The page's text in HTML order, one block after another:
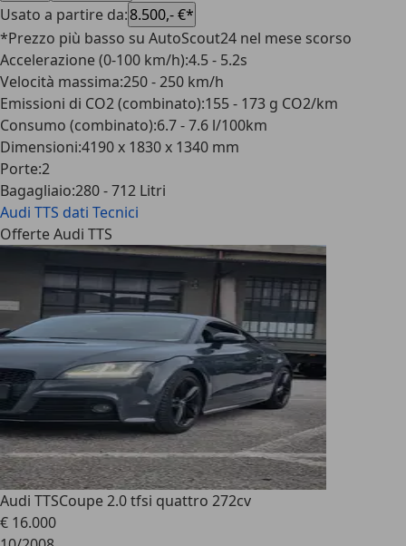
Usato a partire da:8.500,- €*
*Prezzo più basso su AutoScout24 nel mese scorso
Accelerazione (0-100 km/h):4.5 - 5.2s
Velocità massima:250 - 250 km/h
Emissioni di CO2 (combinato):155 - 173 g CO2/km
Consumo (combinato):6.7 - 7.6 l/100km
Dimensioni:4190 x 1830 x 1340 mm
Porte:2
Bagagliaio:280 - 712 Litri
Audi TTS dati Tecnici
Offerte Audi TTS
Audi TTSCoupe 2.0 tfsi quattro 272cv
€ 16.000